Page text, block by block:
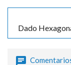
Dado